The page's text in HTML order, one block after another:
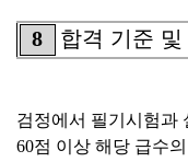
8 합격 기준 및
검정에서 필기시험과
60점 이상 해당 급수